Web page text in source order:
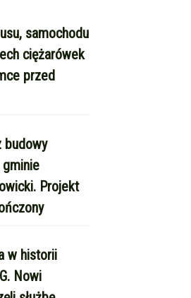
samochodu
ciężarówek
przed
budowy
Projekt
w historii
Nowi